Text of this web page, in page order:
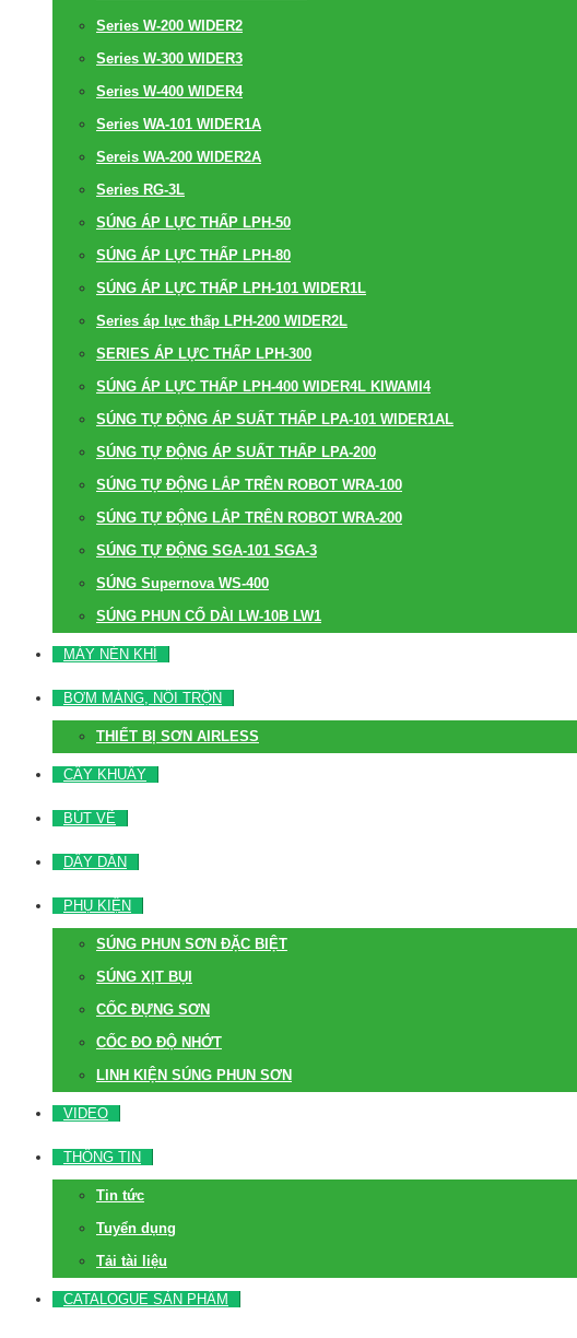
Series W-200 WIDER2
Series W-300 WIDER3
Series W-400 WIDER4
Series WA-101 WIDER1A
Sereis WA-200 WIDER2A
Series RG-3L
SÚNG ÁP LỰC THẤP LPH-50
SÚNG ÁP LỰC THẤP LPH-80
SÚNG ÁP LỰC THẤP LPH-101 WIDER1L
Series áp lực thấp LPH-200 WIDER2L
SERIES ÁP LỰC THẤP LPH-300
SÚNG ÁP LỰC THẤP LPH-400 WIDER4L KIWAMI4
SÚNG TỰ ĐỘNG ÁP SUẤT THẤP LPA-101 WIDER1AL
SÚNG TỰ ĐỘNG ÁP SUẤT THẤP LPA-200
SÚNG TỰ ĐỘNG LẮP TRÊN ROBOT WRA-100
SÚNG TỰ ĐỘNG LẮP TRÊN ROBOT WRA-200
SÚNG TỰ ĐỘNG SGA-101 SGA-3
SÚNG Supernova WS-400
SÚNG PHUN CỔ DÀI LW-10B LW1
MÁY NÉN KHÍ
BƠM MÀNG, NỒI TRỘN
THIẾT BỊ SƠN AIRLESS
CÂY KHUẤY
BÚT VẼ
DÂY DẪN
PHỤ KIỆN
SÚNG PHUN SƠN ĐẶC BIỆT
SÚNG XỊT BỤI
CỐC ĐỰNG SƠN
CỐC ĐO ĐỘ NHỚT
LINH KIỆN SÚNG PHUN SƠN
VIDEO
THÔNG TIN
Tin tức
Tuyển dụng
Tải tài liệu
CATALOGUE SẢN PHẨM